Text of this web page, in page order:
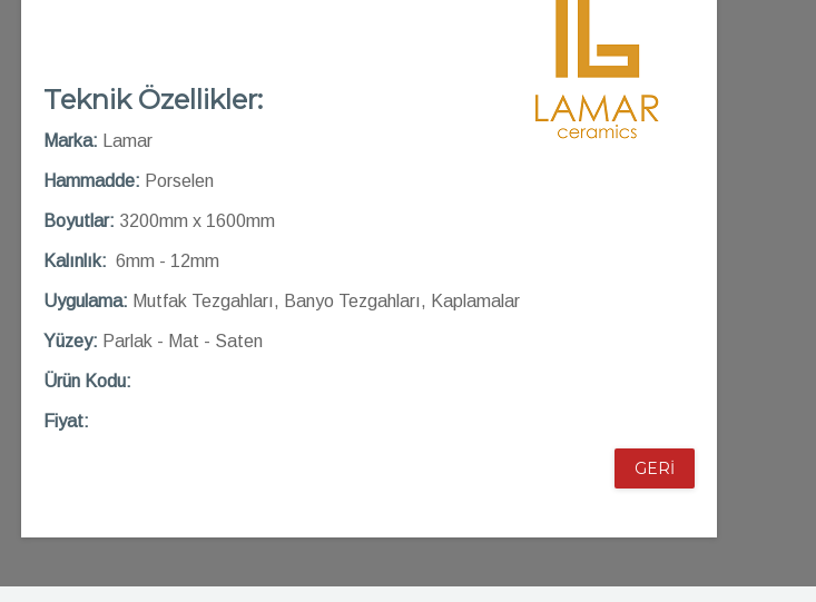
Teknik Özellikler:
Marka: Lamar
Hammadde: Porselen
Boyutlar: 3200mm x 1600mm
Kalınlık: 6mm - 12mm
Uygulama: Mutfak Tezgahları, Banyo Tezgahları, Kaplamalar
Yüzey: Parlak - Mat - Saten
Ürün Kodu:
Fiyat:
GERİ